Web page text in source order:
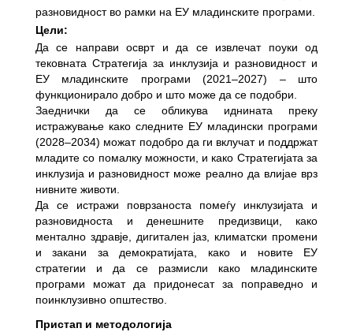
разновидност во рамки на ЕУ младинските програми.
Цели:
Да се направи осврт и да се извлечат поуки од
тековната Стратегија за инклузија и разновидност и
ЕУ младинските програми (2021–2027) – што
функционирало добро и што може да се подобри.
Заеднички да се обликува иднината преку
истражување како следните ЕУ младински програми
(2028–2034) можат подобро да ги вклучат и поддржат
младите со помалку можности, и како Стратегијата за
инклузија и разновидност може реално да влијае врз
нивните животи.
Да се истражи поврзаноста помеѓу инклузијата и
разновидноста и денешните предизвици, како
ментално здравје, дигитален јаз, климатски промени
и закани за демократијата, како и новите ЕУ
стратегии и да се размисли како младинските
програми можат да придонесат за поправедно и
поинклузивно општество.
Пристап и методологија